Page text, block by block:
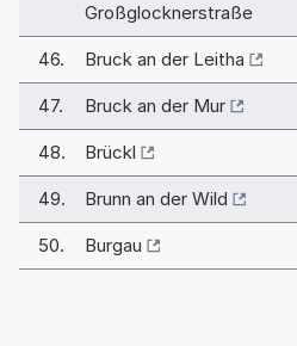
Großglocknerstraße
46. Bruck an der Leitha
47. Bruck an der Mur
48. Brückl
49. Brunn an der Wild
50. Burgau